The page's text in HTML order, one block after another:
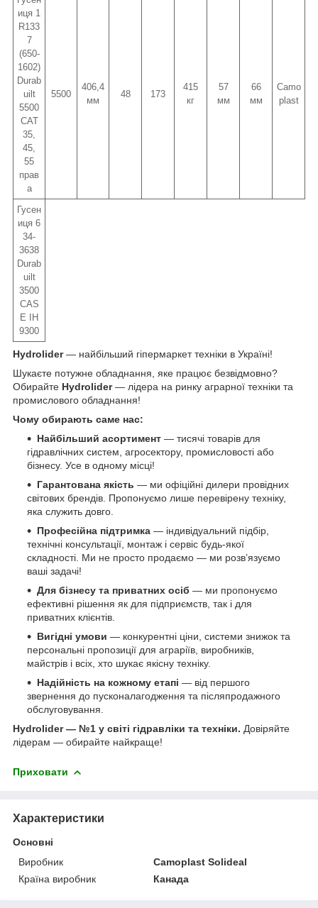
иця 1
R133
7
(650-
1602)
Durab
uilt
5500
CAT
35,
45,
55
прав
а
5500
406,4
мм
48 173
415
кг
57
мм
66
мм
Camo
plast
Гусен
иця 6
34-
3638
Durab
uilt
3500
CAS
E IH
9300
Hydrolider— найбільший гіпермаркет техніки в Україні!
Шукаєте потужне обладнання, яке працює безвідмовно?
Обирайте Hydrolider— лідера на ринку аграрної техніки та
промислового обладнання!
Чому обирають саме нас:
Найбільший асортимент — тисячі товарів для
гідравлічних систем, агросектору, промисловості або
бізнесу. Усе в одному місці!
Гарантована якість — ми офіційні дилери провідних
світових брендів. Пропонуємо лише перевірену техніку,
яка служить довго.
Професійна підтримка — індивідуальний підбір,
технічні консультації, монтаж і сервіс будь-якої
складності. Ми не просто продаємо — ми розв’язуємо
ваші задачі!
Для бізнесу та приватних осіб — ми пропонуємо
ефективні рішення як для підприємств, так і для
приватних клієнтів.
Вигідні умови — конкурентні ціни, системи знижок та
персональні пропозиції для аграріїв, виробників,
майстрів і всіх, хто шукає якісну техніку.
Надійність на кожному етапі — від першого
звернення до пусконалагодження та післяпродажного
обслуговування.
Hydrolider — №1 у світі гідравліки та техніки. Довіряйте
лідерам — обирайте найкраще!
Приховати
Характеристики
Основні
Виробник
Camoplast Solideal
Країна виробник
Канада